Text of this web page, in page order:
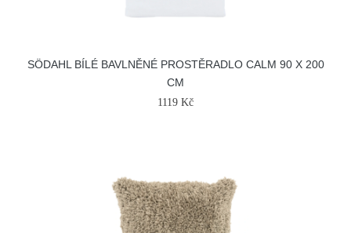
SÖDAHL BÍLÉ BAVLNĚNÉ PROSTĚRADLO CALM 90 X 200
CM
1119 Kč